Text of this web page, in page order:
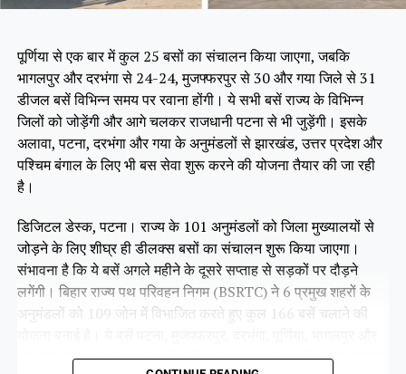
पूर्णिया से एक बार में कुल 25 बसों का संचालन किया जाएगा, जबकि
भागलपुर और दरभंगा से 24-24, मुजफ्फरपुर से 30 और गया जिले से 31
डीजल बसें विभिन्न समय पर रवाना होंगी। ये सभी बसें राज्य के विभिन्न
जिलों को जोड़ेंगी और आगे चलकर राजधानी पटना से भी जुड़ेंगी। इसके
अलावा, पटना, दरभंगा और गया के अनुमंडलों से झारखंड, उत्तर प्रदेश और
पश्चिम बंगाल के लिए भी बस सेवा शुरू करने की योजना तैयार की जा रही
है।
डिजिटल डेस्क, पटना। राज्य के 101 अनुमंडलों को जिला मुख्यालयों से
जोड़ने के लिए शीघ्र ही डीलक्स बसों का संचालन शुरू किया जाएगा।
संभावना है कि ये बसें अगले महीने के दूसरे सप्ताह से सड़कों पर दौड़ने
लगेंगी। बिहार राज्य पथ परिवहन निगम (BSRTC) ने 6 प्रमुख शहरों के
अनुमंडलों को 109 जोन में विभाजित करते हुए कुल 166 बसें चलाने की
गया की पंचायतों को उनके संबंधित जिला मुख्यालयों से जोड़ेंगी। इन बसों के